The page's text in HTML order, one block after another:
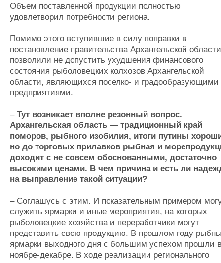
Объем поставленной продукции полностью
удовлетворил потребности региона.
Помимо этого вступившие в силу поправки в
постановление правительства Архангельской области
позволили не допустить ухудшения финансового
состояния рыболовецких колхозов Архангельской
области, являющихся поселко- и градообразующими
предприятиями.
– Тут возникает вполне резонный вопрос.
Архангельская область — традиционный край
поморов, рыбного изобилия, итоги путины
но до торговых прилавков рыбная и
доходит с не совсем обоснованными, достаточно
высокими ценами. В чем причина и есть ли
на выправление такой ситуации?
– Соглашусь с этим. И показательным примером
служить ярмарки и иные мероприятия, на которых
рыболовецкие хозяйства и переработчики могут
представить свою продукцию. В прошлом году
ярмарки выходного дня с большим успехом прошли в
ноябре-декабре. В ходе реализации регионального